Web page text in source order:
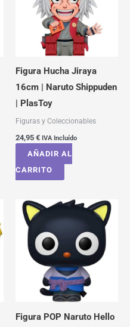
Figura Hucha Jiraya
16cm | Naruto Shippuden
| PlasToy
Figuras y Coleccionables
24,95 € IVA Incluído
AÑADIR AL
CARRITO
Figura POP Naruto Hello